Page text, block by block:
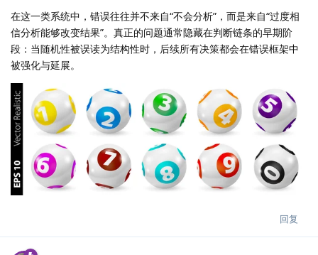
在这一类系统中，错误往往并不来自“不会分析”，而是来自“过度相
信分析能够改变结果”。真正的问题通常隐藏在判断链条的早期阶
段：当随机性被误读为结构性时，后续所有决策都会在错误框架中
被强化与延展。
回复